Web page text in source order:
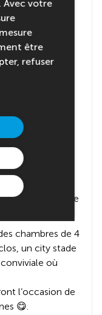
Quimper, au
et du
de Crozon.
baie de
couper le souffle
chambres de 4
un city stade
où
l’occasion de
😋.
votre
être
refuser